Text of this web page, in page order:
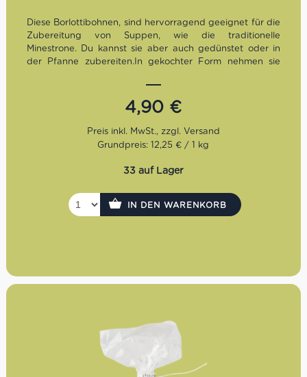
Diese Borlottibohnen, sind hervorragend geeignet für die
Zubereitung von Suppen, wie die traditionelle
Minestrone. Du kannst sie aber auch gedünstet oder in
der Pfanne zubereiten.In gekochter Form nehmen sie
empfiehlt sich, die getrockneten Borlotti-Bohnen 10-12
Stunden lang in kaltem Wasser einzuweichen und das
Wasser mindestens einmal zu wechseln, damit die
Bohnen schneller weich werden,
4,90 €
Grundpreis: 12,25 € / 1 kg
33 auf Lager
IN DEN WARENKORB